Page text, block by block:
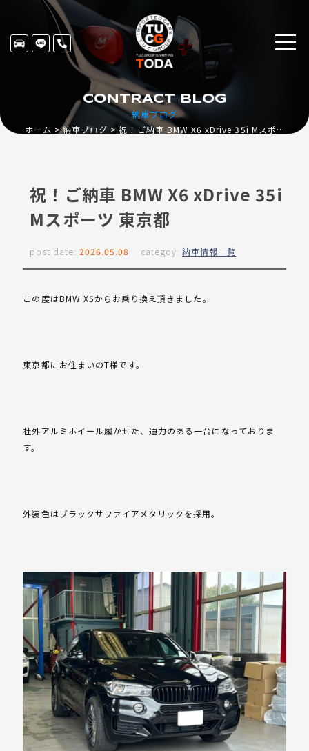
納車ブログ
CONTRACT BLOG
ホーム 納車ブログ 祝！ご納車 BMW X6 xDrive 35i Mスポーツ 東京都
祝！ご納車 BMW X6 xDrive 35i
Mスポーツ 東京都
post date: 2026.05.08 categoy: 納車情報一覧
この度はBMW X5からお乗り換え頂きました。
東京都にお住まいのT様です。
社外アルミホイール履かせた、迫力のある一台になっておりま
す。
外装色はブラックサファイアメタリックを採用。